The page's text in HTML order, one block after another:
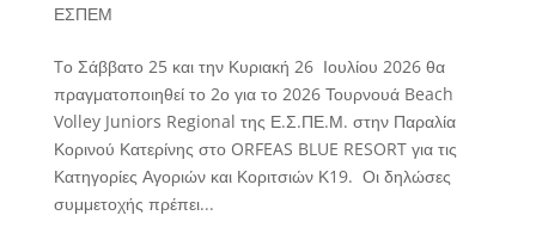
ΕΣΠΕΜ
Tο Σάββατο 25 και την Κυριακή 26 Ιουλίου 2026 θα
πραγματοποιηθεί το 2ο για το 2026 Τουρνουά Beach
Volley Juniors Regional της Ε.Σ.ΠΕ.Μ. στην Παραλία
Κορινού Κατερίνης στο ORFEAS BLUE RESORT για τις
Κατηγορίες Αγοριών και Κοριτσιών Κ19. Οι δηλώσες
συμμετοχής πρέπει...